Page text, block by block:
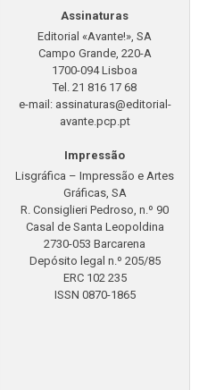
Assinaturas
Editorial «Avante!», SA
Campo Grande, 220-A
1700-094 Lisboa
Tel. 21 816 17 68
e-mail: assinaturas@editorial-
avante.pcp.pt
Impressão
Lisgráfica – Impressão e Artes
Gráficas, SA
R. Consiglieri Pedroso, n.º 90
Casal de Santa Leopoldina
2730-053 Barcarena
Depósito legal n.º 205/85
ERC 102 235
ISSN 0870-1865